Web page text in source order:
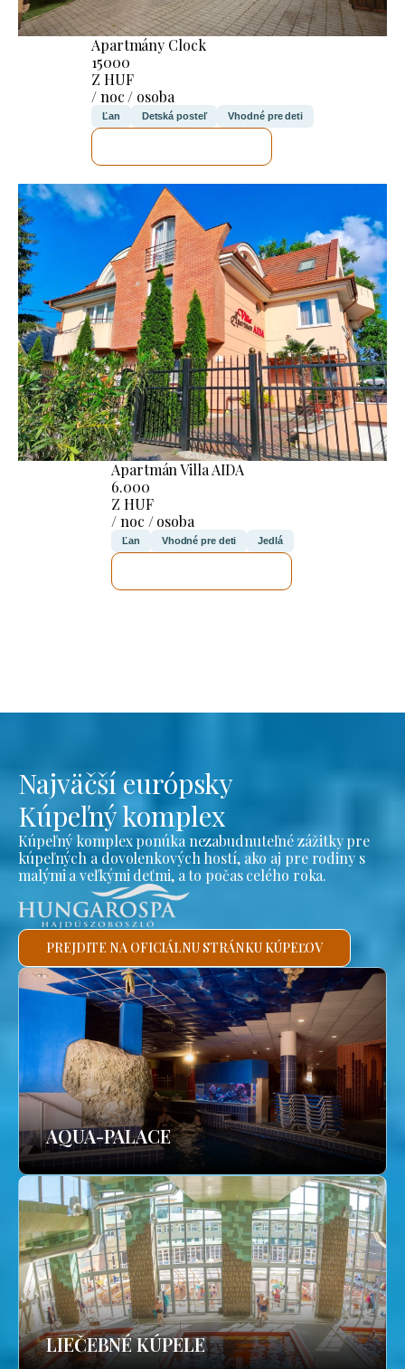
Apartmány Clock
15000
Z HUF
/ noc / osoba
Ľan Detská posteľ Vhodné pre deti
Apartmán Villa AIDA
6.000
Z HUF
/ noc / osoba
Ľan Vhodné pre deti Jedlá
Najväčší európsky
Kúpeľný komplex
Kúpeľný komplex ponúka nezabudnuteľné zážitky pre
kúpeľných a dovolenkových hostí, ako aj pre rodiny s
malými a veľkými deťmi, a to počas celého roka.
PREJDITE NA OFICIÁLNU STRÁNKU KÚPEĽOV
AQUA-PALACE
LIEČEBNÉ KÚPELE